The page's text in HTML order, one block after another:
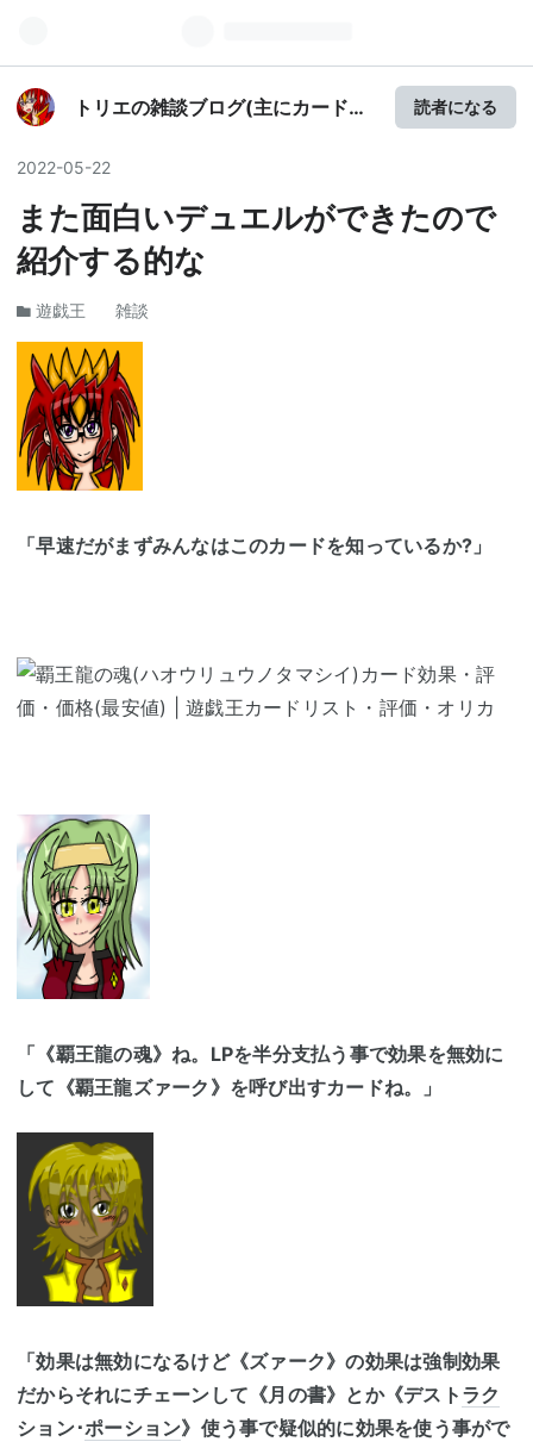
トリエの雑談ブログ(主にカードゲ
読者になる
2022-05-22
また面白いデュエルができたので
紹介する的な
遊戯王 雑談
「早速だがまずみんなはこのカードを知っているか?」
「《覇王龍の魂》ね。LPを半分支払う事で効果を無効に
して《覇王龍ズァーク》を呼び出すカードね。」
「効果は無効になるけど《ズァーク》の効果は強制効果
だからそれにチェーンして《月の書》とか《デスト ラク
ション･ポーション》使う事で疑似的に効果を使う事がで